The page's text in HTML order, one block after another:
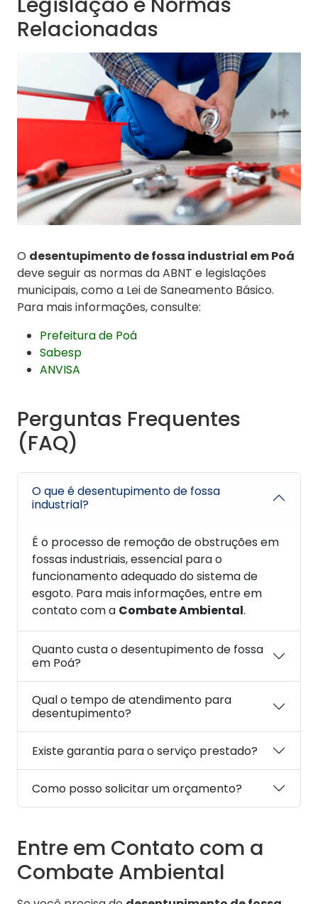
Relacionadas
O desentupimento de fossa industrial em Poá
deve seguir as normas da ABNT e legislações
municipais, como a Lei de Saneamento Básico.
Para mais informações, consulte:
Prefeitura de Poá
Sabesp
ANVISA
Perguntas Frequentes
(FAQ)
O que é desentupimento de fossa
industrial?
É o processo de remoção de obstruções em
fossas industriais, essencial para o
funcionamento adequado do sistema de
esgoto. Para mais informações, entre em
contato com a Combate Ambiental.
Quanto custa o desentupimento de fossa
em Poá?
Qual o tempo de atendimento para
desentupimento?
Existe garantia para o serviço prestado?
Como posso solicitar um orçamento?
Entre em Contato com a
Combate Ambiental